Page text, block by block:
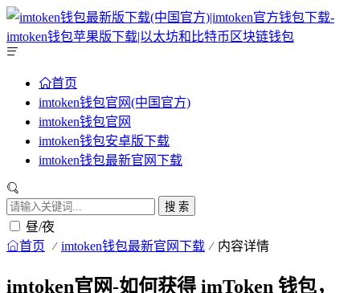
首页
imtoken钱包官网(中国官方)
imtoken钱包官网
imtoken钱包安卓版下载
imtoken钱包最新官网下载
搜 索
昼/夜
首页 imtoken钱包最新官网下载 内容详情
imtoken官网-如何获得 imToken 钱包，